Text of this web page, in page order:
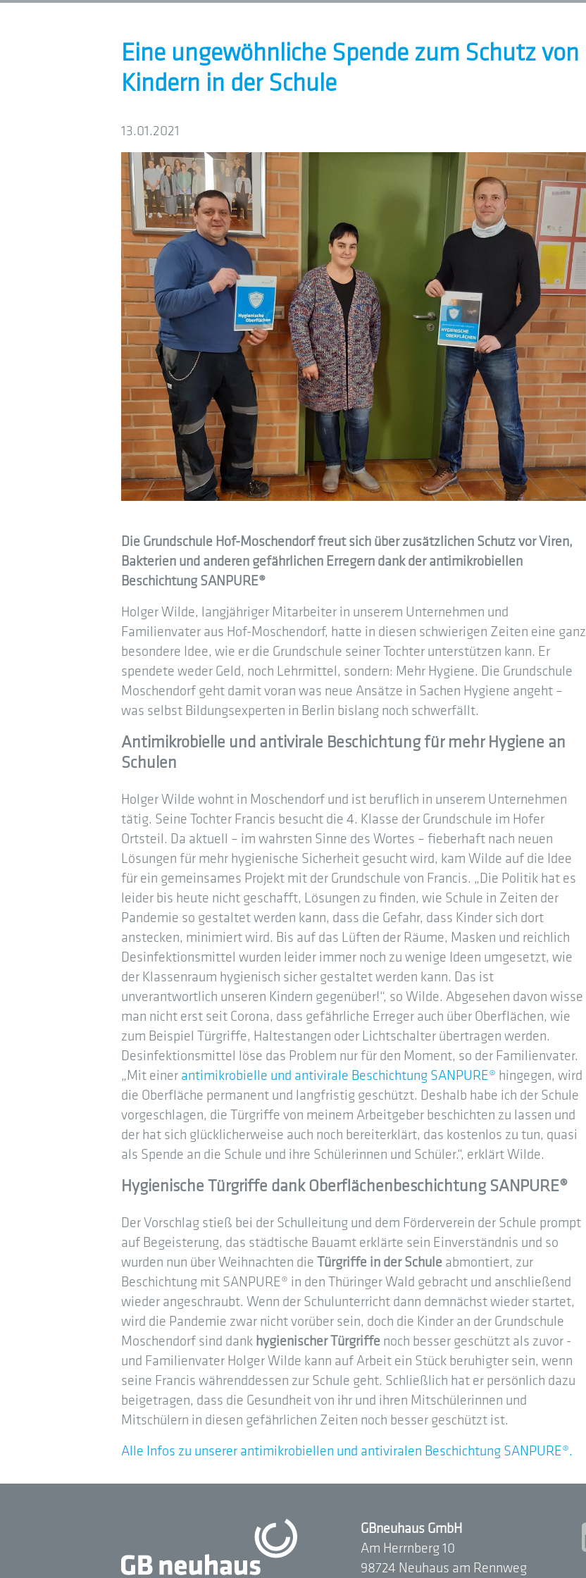
Eine ungewöhnliche Spende zum Schutz von
Kindern in der Schule
13.01.2021
Die Grundschule Hof-Moschendorf freut sich über zusätzlichen Schutz vor Viren,
Bakterien und anderen gefährlichen Erregern dank der antimikrobiellen
Beschichtung SANPURE®
Holger Wilde, langjähriger Mitarbeiter in unserem Unternehmen und
Familienvater aus Hof-Moschendorf, hatte in diesen schwierigen Zeiten eine ganz
besondere Idee, wie er die Grundschule seiner Tochter unterstützen kann. Er
spendete weder Geld, noch Lehrmittel, sondern: Mehr Hygiene. Die Grundschule
Moschendorf geht damit voran was neue Ansätze in Sachen Hygiene angeht –
was selbst Bildungsexperten in Berlin bislang noch schwerfällt.
Antimikrobielle und antivirale Beschichtung für mehr Hygiene an
Schulen
Holger Wilde wohnt in Moschendorf und ist beruflich in unserem Unternehmen
tätig. Seine Tochter Francis besucht die 4. Klasse der Grundschule im Hofer
Ortsteil. Da aktuell – im wahrsten Sinne des Wortes – fieberhaft nach neuen
Lösungen für mehr hygienische Sicherheit gesucht wird, kam Wilde auf die Idee
für ein gemeinsames Projekt mit der Grundschule von Francis. „Die Politik hat es
leider bis heute nicht geschafft, Lösungen zu finden, wie Schule in Zeiten der
Pandemie so gestaltet werden kann, dass die Gefahr, dass Kinder sich dort
anstecken, minimiert wird. Bis auf das Lüften der Räume, Masken und reichlich
Desinfektionsmittel wurden leider immer noch zu wenige Ideen umgesetzt, wie
der Klassenraum hygienisch sicher gestaltet werden kann. Das ist
unverantwortlich unseren Kindern gegenüber!“, so Wilde. Abgesehen davon wisse
man nicht erst seit Corona, dass gefährliche Erreger auch über Oberflächen, wie
zum Beispiel Türgriffe, Haltestangen oder Lichtschalter übertragen werden.
Desinfektionsmittel löse das Problem nur für den Moment, so der Familienvater.
„Mit einer antimikrobielle und antivirale Beschichtung SANPURE® hingegen, wird
die Oberfläche permanent und langfristig geschützt. Deshalb habe ich der Schule
vorgeschlagen, die Türgriffe von meinem Arbeitgeber beschichten zu lassen und
der hat sich glücklicherweise auch noch bereiterklärt, das kostenlos zu tun, quasi
als Spende an die Schule und ihre Schülerinnen und Schüler.“, erklärt Wilde.
Hygienische Türgriffe dank Oberflächenbeschichtung SANPURE®
Der Vorschlag stieß bei der Schulleitung und dem Förderverein der Schule prompt
auf Begeisterung, das städtische Bauamt erklärte sein Einverständnis und so
wurden nun über Weihnachten die Türgriffe in der Schule abmontiert, zur
Beschichtung mit SANPURE® in den Thüringer Wald gebracht und anschließend
wieder angeschraubt. Wenn der Schulunterricht dann demnächst wieder startet,
wird die Pandemie zwar nicht vorüber sein, doch die Kinder an der Grundschule
Moschendorf sind dank hygienischer Türgriffe noch besser geschützt als zuvor -
und Familienvater Holger Wilde kann auf Arbeit ein Stück beruhigter sein, wenn
seine Francis währenddessen zur Schule geht. Schließlich hat er persönlich dazu
beigetragen, dass die Gesundheit von ihr und ihren Mitschülerinnen und
Mitschülern in diesen gefährlichen Zeiten noch besser geschützt ist.
Alle Infos zu unserer antimikrobiellen und antiviralen Beschichtung SANPURE®.
GBneuhaus GmbH
Am Herrnberg 10
98724 Neuhaus am Rennweg